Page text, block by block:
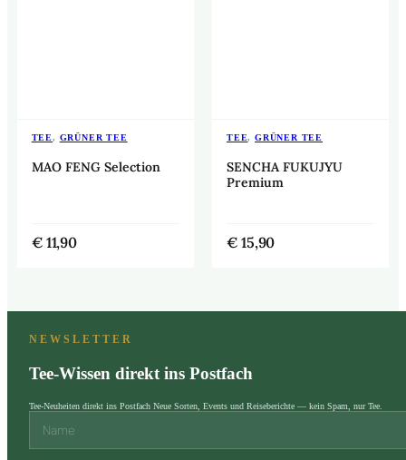
TEE, GRÜNER TEE
MAO FENG Selection
€ 11,90
TEE,GRÜNER TEE
SENCHA FUKUJYU
Premium
€ 15,90
NEWSLETTER
Tee-Wissen direkt ins Postfach
Tee-Neuheiten direkt ins Postfach Neue Sorten, Events und Reiseberichte — kein Spam, nur Tee.